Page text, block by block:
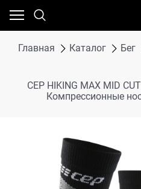
Главная Каталог Бег
CEP HIKING MAX MID
Компрессионные